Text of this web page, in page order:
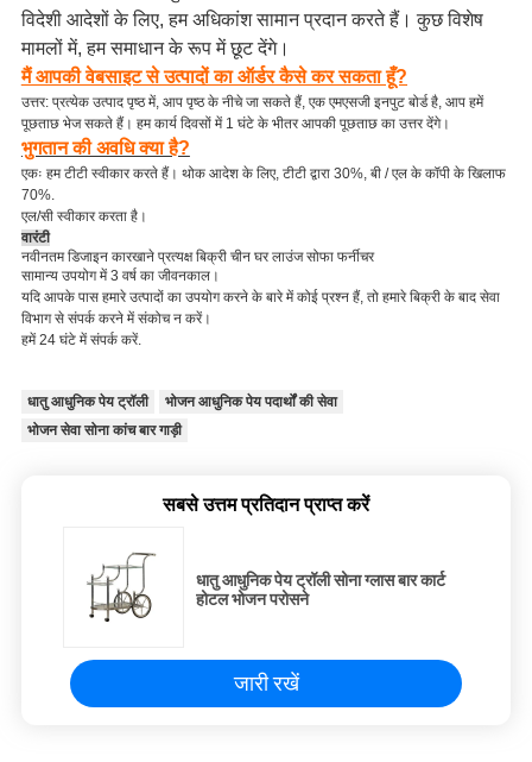
विदेशी आदेशों के लिए, हम अधिकांश सामान प्रदान करते हैं। कुछ विशेष
मामलों में, हम समाधान के रूप में छूट देंगे।
मैं आपकी वेबसाइट से उत्पादों का ऑर्डर कैसे कर सकता हूँ?
उत्तर: प्रत्येक उत्पाद पृष्ठ में, आप पृष्ठ के नीचे जा सकते हैं, एक एमएसजी इनपुट बोर्ड है, आप हमें
पूछताछ भेज सकते हैं। हम कार्य दिवसों में 1 घंटे के भीतर आपकी पूछताछ का उत्तर देंगे।
भुगतान की अवधि क्या है?
एकः हम टीटी स्वीकार करते हैं। थोक आदेश के लिए, टीटी द्वारा 30%, बी / एल के कॉपी के खिलाफ
70%.
एल/सी स्वीकार करता है।
वारंटी
नवीनतम डिजाइन कारखाने प्रत्यक्ष बिक्री चीन घर लाउंज सोफा फर्नीचर
सामान्य उपयोग में 3 वर्ष का जीवनकाल।
यदि आपके पास हमारे उत्पादों का उपयोग करने के बारे में कोई प्रश्न हैं, तो हमारे बिक्री के बाद सेवा
विभाग से संपर्क करने में संकोच न करें।
हमें 24 घंटे में संपर्क करें.
धातु आधुनिक पेय ट्रॉली
भोजन आधुनिक पेय पदार्थों की सेवा
भोजन सेवा सोना कांच बार गाड़ी
सबसे उत्तम प्रतिदान प्राप्त करें
धातु आधुनिक पेय ट्रॉली सोना ग्लास बार कार्ट
होटल भोजन परोसने
जारी रखें